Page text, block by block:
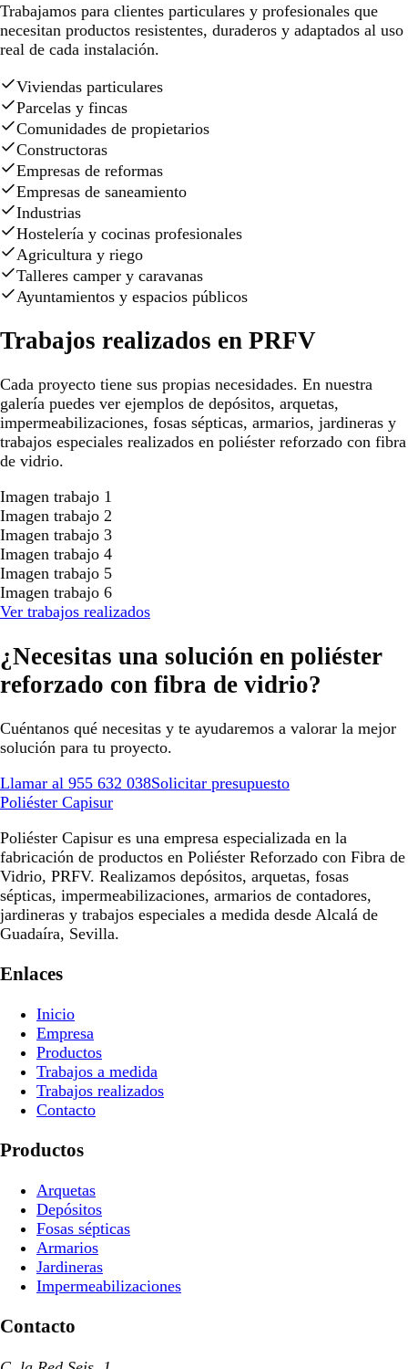
Trabajamos para clientes particulares y profesionales que
necesitan productos resistentes, duraderos y adaptados al uso
real de cada instalación.
Viviendas particulares
Parcelas y fincas
Comunidades de propietarios
Constructoras
Empresas de reformas
Empresas de saneamiento
Industrias
Hostelería y cocinas profesionales
Agricultura y riego
Talleres camper y caravanas
Ayuntamientos y espacios públicos
Trabajos realizados en PRFV
Cada proyecto tiene sus propias necesidades. En nuestra
galería puedes ver ejemplos de depósitos, arquetas,
impermeabilizaciones, fosas sépticas, armarios, jardineras y
trabajos especiales realizados en poliéster reforzado con fibra
de vidrio.
Imagen trabajo 1
Imagen trabajo 2
Imagen trabajo 3
Imagen trabajo 4
Imagen trabajo 5
Imagen trabajo 6
Ver trabajos realizados
¿Necesitas una solución en poliéster
reforzado con fibra de vidrio?
Cuéntanos qué necesitas y te ayudaremos a valorar la mejor
solución para tu proyecto.
Llamar al 955 632 038Solicitar presupuesto
Poliéster Capisur
Poliéster Capisur es una empresa especializada en la
fabricación de productos en Poliéster Reforzado con Fibra de
Vidrio, PRFV. Realizamos depósitos, arquetas, fosas
sépticas, impermeabilizaciones, armarios de contadores,
jardineras y trabajos especiales a medida desde Alcalá de
Guadaíra, Sevilla.
Enlaces
Inicio
Empresa
Productos
Trabajos a medida
Trabajos realizados
Contacto
Productos
Arquetas
Depósitos
Fosas sépticas
Armarios
Jardineras
Impermeabilizaciones
Contacto